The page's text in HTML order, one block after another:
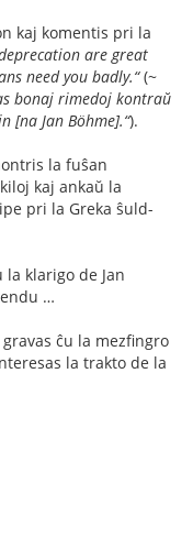
kaj komentis pri la
are great
need you badly.“(~
bonaj rimedoj kontraŭ
[na Jan Böhme].“).
la fuŝan
kaj ankaŭ la
pri la Greka ŝuld-
klarigo de Jan
…
ĉu la mezfingro
la trakto de la